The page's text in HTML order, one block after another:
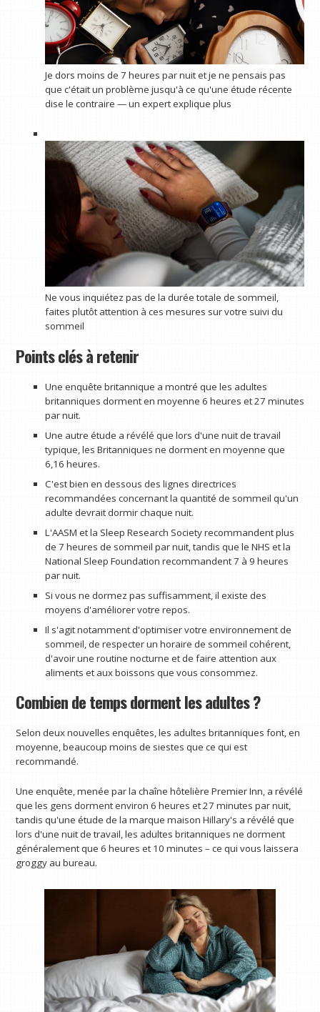
Je dors moins de 7 heures par nuit et je ne pensais pas
que c'était un problème jusqu'à ce qu'une étude récente
dise le contraire — un expert explique plus
Ne vous inquiétez pas de la durée totale de sommeil,
faites plutôt attention à ces mesures sur votre suivi du
sommeil
Points clés à retenir
Une enquête britannique a montré que les adultes
britanniques dorment en moyenne 6 heures et 27 minutes
par nuit.
Une autre étude a révélé que lors d'une nuit de travail
typique, les Britanniques ne dorment en moyenne que
6,16 heures.
C'est bien en dessous des lignes directrices
recommandées concernant la quantité de sommeil qu'un
adulte devrait dormir chaque nuit.
L'AASM et la Sleep Research Society recommandent plus
de 7 heures de sommeil par nuit, tandis que le NHS et la
National Sleep Foundation recommandent 7 à 9 heures
par nuit.
Si vous ne dormez pas suffisamment, il existe des
moyens d'améliorer votre repos.
Il s'agit notamment d'optimiser votre environnement de
sommeil, de respecter un horaire de sommeil cohérent,
d'avoir une routine nocturne et de faire attention aux
aliments et aux boissons que vous consommez.
Combien de temps dorment les adultes ?
Selon deux nouvelles enquêtes, les adultes britanniques font, en
moyenne, beaucoup moins de siestes que ce qui est
recommandé.
Une enquête, menée par la chaîne hôtelière Premier Inn, a révélé
que les gens dorment environ 6 heures et 27 minutes par nuit,
tandis qu'une étude de la marque maison Hillary's a révélé que
lors d'une nuit de travail, les adultes britanniques ne dorment
généralement que 6 heures et 10 minutes – ce qui vous laissera
groggy au bureau.